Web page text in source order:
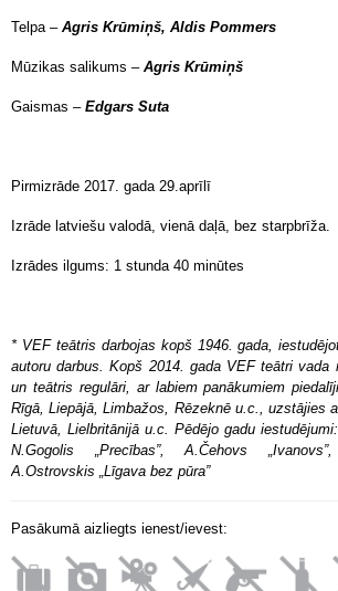
Telpa – Agris Krūmiņš, Aldis Pommers
Mūzikas salikums – Agris Krūmiņš
Gaismas – Edgars Suta
Pirmizrāde 2017. gada 29.aprīlī
Izrāde latviešu valodā, vienā daļā, bez starpbrīža.
Izrādes ilgums: 1 stunda 40 minūtes
* VEF teātris darbojas kopš 1946. gada,
autoru darbus. Kopš 2014. gada VEF teātri vada
un teātris regulāri, ar labiem panākumiem
Rīgā, Liepājā, Limbažos, Rēzeknē u.c., uzstājies
Lietuvā, Lielbritānijā u.c. Pēdējo gadu
N.Gogolis „Precības”, A.Čehovs
A.Ostrovskis „Līgava bez pūra”
Pasākumā aizliegts ienest/ievest: